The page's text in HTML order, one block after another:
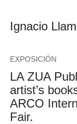
Ignacio
EXPOSICIÓN
LA ZUA
artist’s
ARCO
Fair.